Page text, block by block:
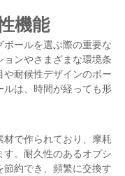
機能
ールを選ぶ際の重要な
ンやさまざまな環境条
耐候性デザインのボー
は、時間が経っても形
で作られており、摩耗
。耐久性のあるオプシ
節約でき、頻繁に交換す